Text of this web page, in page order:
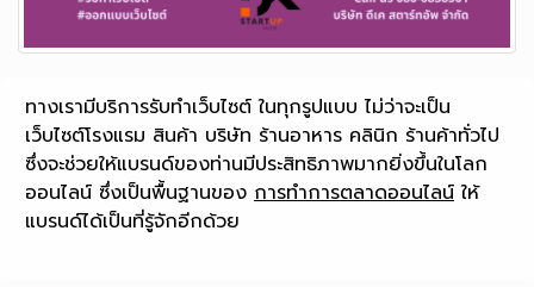
ทางเรามีบริการรับทำเว็บไซต์ ในทุกรูปแบบ ไม่ว่าจะเป็น
เว็บไซต์โรงแรม สินค้า บริษัท ร้านอาหาร คลินิก ร้านค้าทั่วไป
ซึ่งจะช่วยให้แบรนด์ของท่านมีประสิทธิภาพมากยิ่งขึ้นในโลก
ออนไลน์ ซึ่งเป็นพื้นฐานของ การทำการตลาดออนไลน์ ให้
แบรนด์ได้เป็นที่รู้จักอีกด้วย